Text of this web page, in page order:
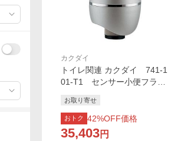
カクダイ
トイレ関連 カクダイ 741-1
01-T1 センサー小便フラッ
お取り寄せ
おトク 42%OFF価格
35,403円